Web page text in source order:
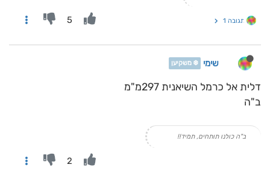
תגובה 1 5
שימי ❄️ משקיען
דלית אל כרמל השיאנית 297מ"מ
ב"ה
ב"ה כולנו תותחים, תמיד!!
2